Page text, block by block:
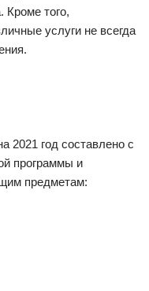
Кроме того,
услуги не всегда
2021 год составлено с
программы и
предметам: